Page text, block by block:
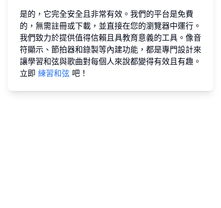
是的，它完全安全且非常有效。我們的平台是免費
的，無需註冊或下載，並直接在您的瀏覽器中運行。
我們致力於提供值得信賴且具教育意義的工具。像音
符顯示、節拍器和錄製等內建功能，都是專門設計來
讓學習和弦與歌曲對每個人來說都變得有效且有趣。
立即 練習和弦 吧！